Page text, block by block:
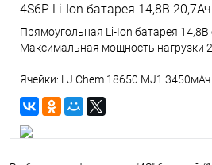
4S6P Li-Ion батарея 14,8В
Прямоугольная Li-Ion батарея
Максимальная мощность нагрузки
Ячейки: LJ Chem 18650 MJ1 3450мАч